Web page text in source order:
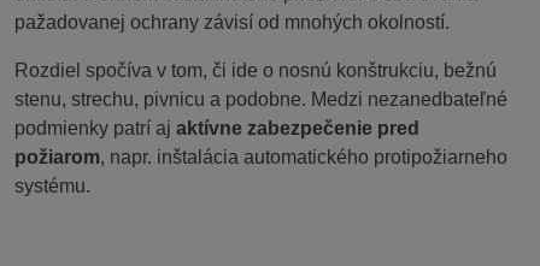
pažadovanej ochrany závisí od mnohých okolností.
Rozdiel spočíva v tom, či ide o nosnú konštrukciu, bežnú
stenu, strechu, pivnicu a podobne. Medzi nezanedbateľné
podmienky patrí aj aktívne zabezpečenie pred
požiarom, napr. inštalácia automatického protipožiarneho
systému.